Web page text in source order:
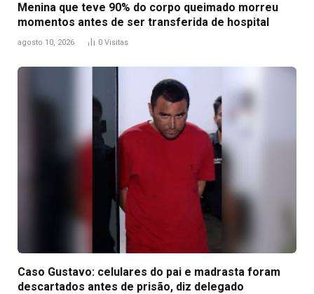
Menina que teve 90% do corpo queimado morreu
momentos antes de ser transferida de hospital
agosto 10, 2026 0 Visitas
Caso Gustavo: celulares do pai e madrasta foram
descartados antes de prisão, diz delegado